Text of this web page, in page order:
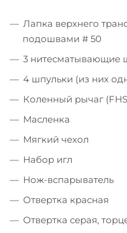
Лапка верхнего
подошвами # 50
3 нитесматывающие
4 шпульки (из них
Коленный рычаг
Масленка
Мягкий чехол
Набор игл
Нож-вспарыватель
Отвертка красная
Отвертка серая,